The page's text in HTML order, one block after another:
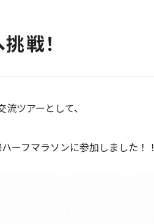
戦！
ツアーとして、
ーフマラソンに参加しました！！